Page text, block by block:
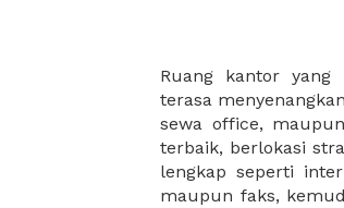
Ruang kantor yang
terasa
sewa office,
terbaik, berlokasi
lengkap seperti
maupun faks,
legalitas usaha baru
Perusahaan, Surat
pendirian PT
Sewa ruang kantor
kantor Anda, karena
sewa, kemudian